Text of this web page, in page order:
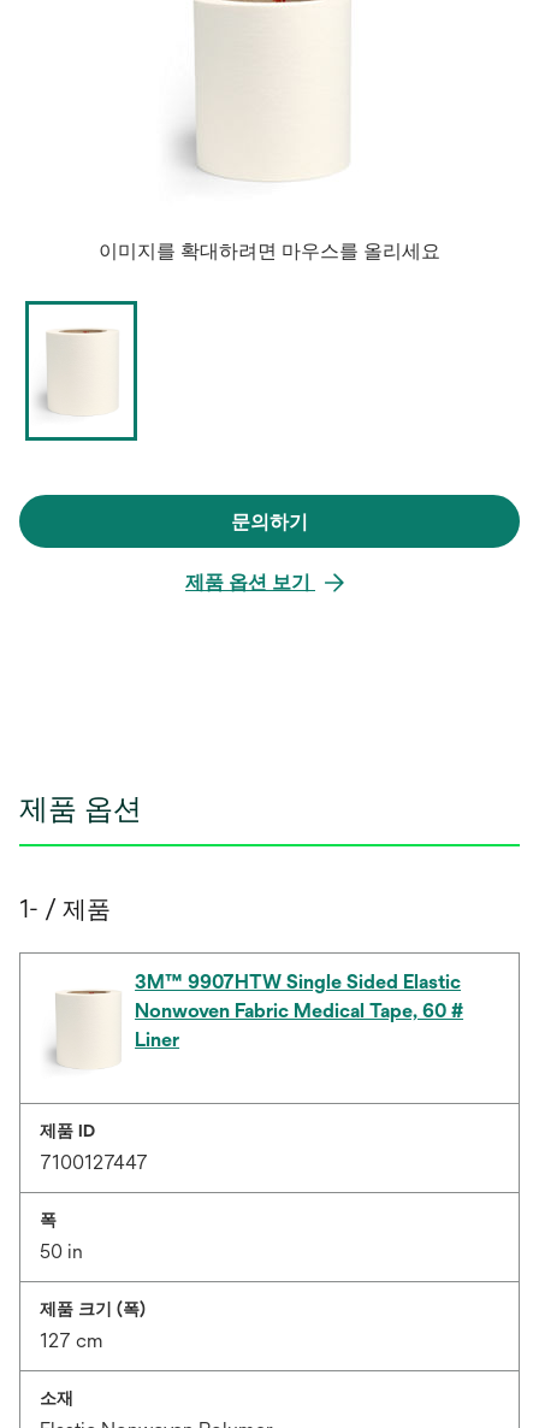
이미지를 확대하려면 마우스를 올리세요
문의하기
새
에
제품 옵션 보기
제품 옵션
1- / 제품
3M™ 9907HTW Single Sided Elastic
Nonwoven Fabric Medical Tape, 60 #
Liner
제품 ID
7100127447
폭
50 in
제품 크기 (폭)
127 cm
소재